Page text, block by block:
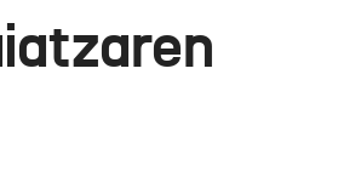
Azken berriak